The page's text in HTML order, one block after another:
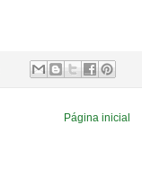
Página inicial